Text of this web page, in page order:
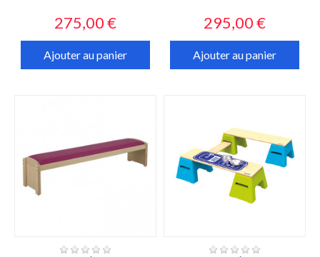
Prix
275,00 €
Ajouter au panier
Prix
295,00 €
Ajouter au panier